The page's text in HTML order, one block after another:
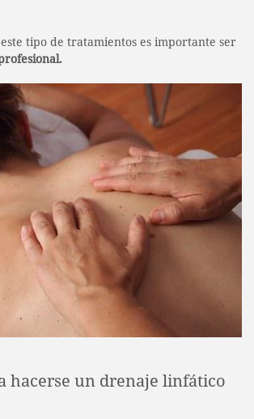
tipo de tratamientos es importante ser
hacerse un drenaje linfático